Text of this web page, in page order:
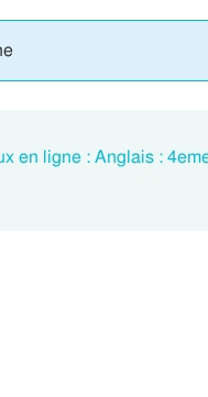
en ligne : Anglais :